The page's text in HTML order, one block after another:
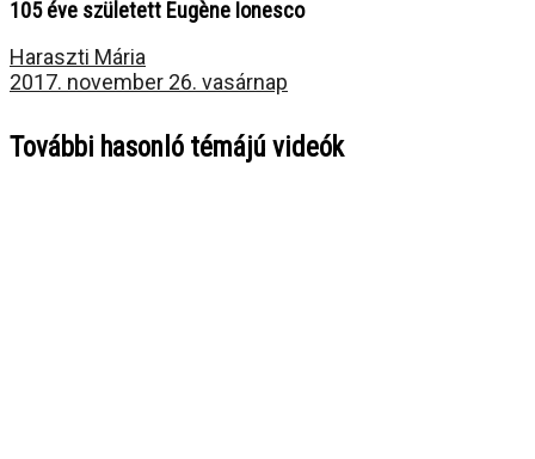
105 éve született Eugène Ionesco
Haraszti Mária
2017. november 26. vasárnap
További hasonló témájú videók